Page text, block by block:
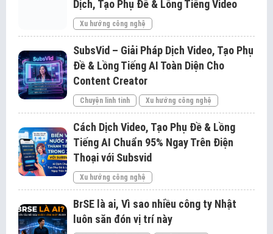
Dịch, Tạo Phụ Đề & Lồng Tiếng Video
Xu hướng công nghệ
SubsVid – Giải Pháp Dịch Video, Tạo Phụ
Đề & Lồng Tiếng AI Toàn Diện Cho
Content Creator
Chuyện linh tinh Xu hướng công nghệ
Cách Dịch Video, Tạo Phụ Đề & Lồng
Tiếng AI Chuẩn 95% Ngay Trên Điện
Thoại với Subsvid
Xu hướng công nghệ
BrSE là ai, Vì sao nhiều công ty Nhật
luôn săn đón vị trí này